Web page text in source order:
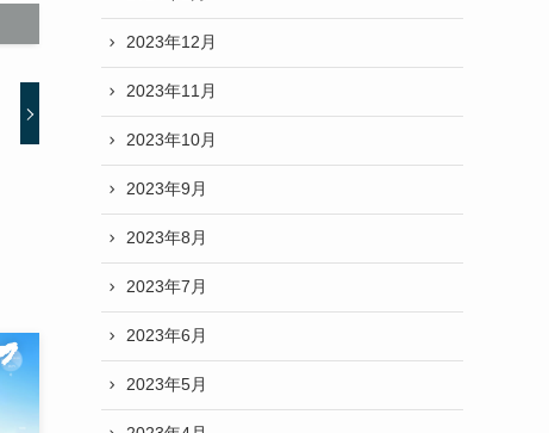
2023年12月
2023年11月
2023年10月
2023年9月
2023年8月
2023年7月
2023年6月
2023年5月